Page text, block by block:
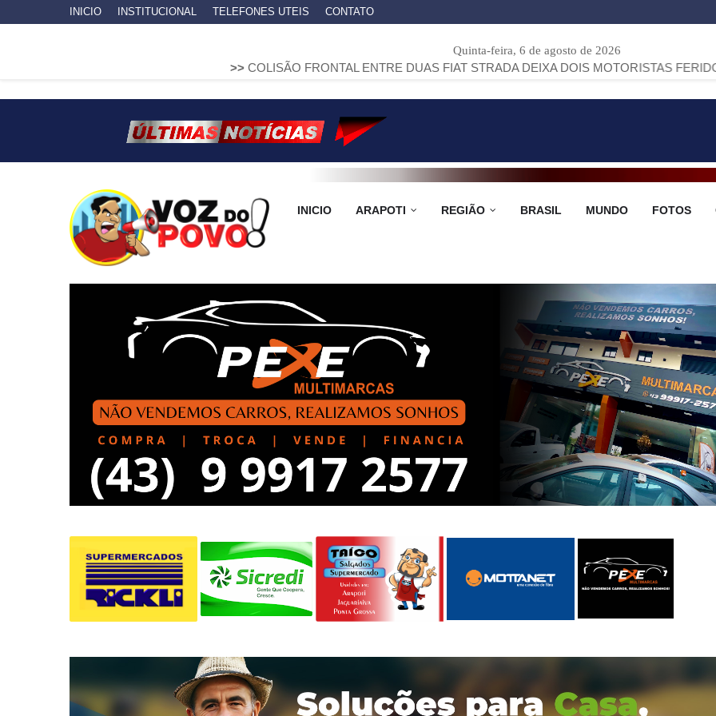
INICIO INSTITUCIONAL TELEFONES UTEIS CONTATO
Quinta-feira, 6 de agosto de 2026
COLISÃO FRONTAL ENTRE DUAS FIAT STRADA DEIXA DOIS MOTORISTAS FERIDOS NA PR-151,
INICIO ARAPOTI REGIÃO BRASIL MUNDO FOTOS